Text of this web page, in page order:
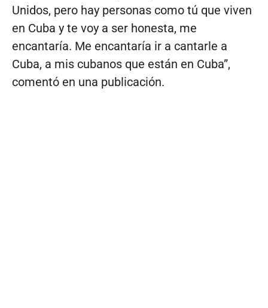
Unidos, pero hay personas como tú que viven
en Cuba y te voy a ser honesta, me
encantaría. Me encantaría ir a cantarle a
Cuba, a mis cubanos que están en Cuba”,
comentó en una publicación.